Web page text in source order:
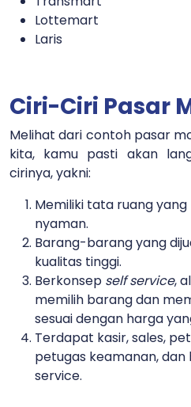
Lottemart
Laris
Ciri-Ciri Pasar
Melihat dari contoh pasar
kita, kamu pasti akan
cirinya, yakni:
Memiliki tata ruang
nyaman.
Barang-barang yang
kualitas tinggi.
Berkonsep self service,
memilih barang dan
sesuai dengan harga
Terdapat kasir, sales,
petugas keamanan,
service.